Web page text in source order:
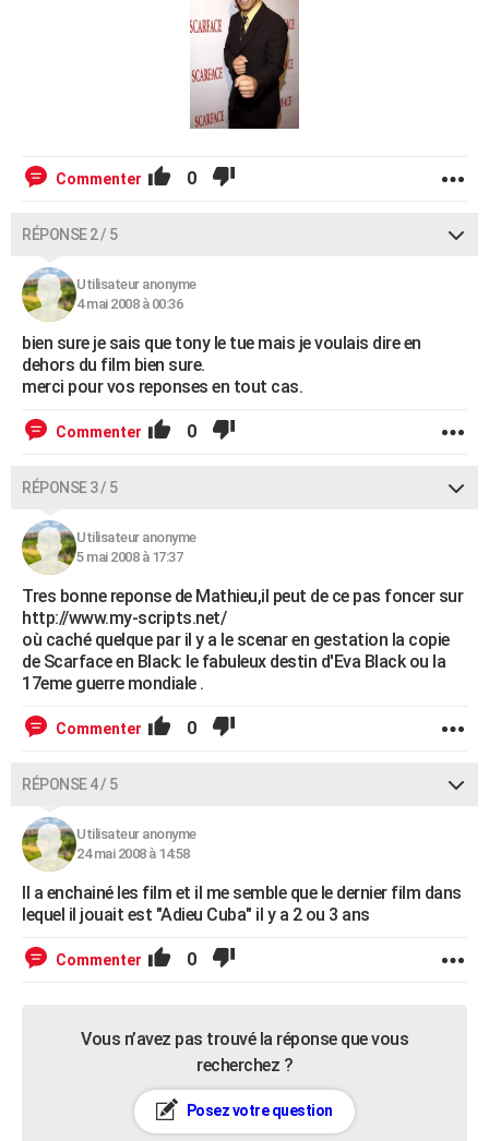
Commenter 0
RÉPONSE 2 / 5
Utilisateur anonyme
4 mai 2008 à 00:36
bien sure je sais que tony le tue mais je voulais dire en
dehors du film bien sure.
merci pour vos reponses en tout cas.
Commenter 0
RÉPONSE 3 / 5
Utilisateur anonyme
5 mai 2008 à 17:37
Tres bonne reponse de Mathieu,il peut de ce pas foncer sur
http://www.my-scripts.net/
où caché quelque par il y a le scenar en gestation la copie
de Scarface en Black: le fabuleux destin d'Eva Black ou la
17eme guerre mondiale .
Commenter 0
RÉPONSE 4 / 5
Utilisateur anonyme
24 mai 2008 à 14:58
Il a enchainé les film et il me semble que le dernier film dans
lequel il jouait est "Adieu Cuba" il y a 2 ou 3 ans
Commenter 0
Vous n’avez pas trouvé la réponse que vous
recherchez ?
Posez votre question